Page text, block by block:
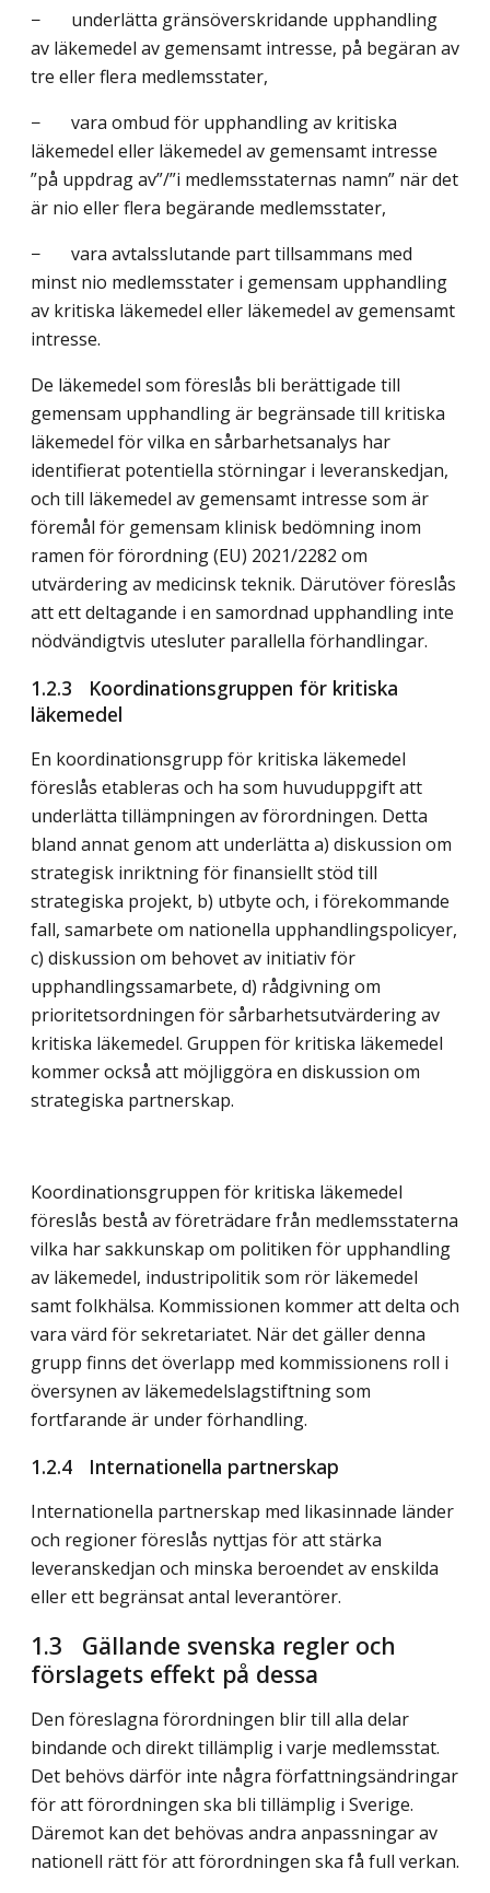
− underlätta gränsöverskridande upphandling
av läkemedel av gemensamt intresse, på begäran av
tre eller flera medlemsstater,
− vara ombud för upphandling av kritiska
läkemedel eller läkemedel av gemensamt intresse
”på uppdrag av”/”i medlemsstaternas namn” när det
är nio eller flera begärande medlemsstater,
− vara avtalsslutande part tillsammans med
minst nio medlemsstater i gemensam upphandling
av kritiska läkemedel eller läkemedel av gemensamt
intresse.
De läkemedel som föreslås bli berättigade till
gemensam upphandling är begränsade till kritiska
läkemedel för vilka en sårbarhetsanalys har
identifierat potentiella störningar i leveranskedjan,
och till läkemedel av gemensamt intresse som är
föremål för gemensam klinisk bedömning inom
ramen för förordning (EU) 2021/2282 om
utvärdering av medicinsk teknik. Därutöver föreslås
att ett deltagande i en samordnad upphandling inte
nödvändigtvis utesluter parallella förhandlingar.
1.2.3 Koordinationsgruppen för kritiska
läkemedel
En koordinationsgrupp för kritiska läkemedel
föreslås etableras och ha som huvuduppgift att
underlätta tillämpningen av förordningen. Detta
bland annat genom att underlätta a) diskussion om
strategisk inriktning för finansiellt stöd till
strategiska projekt, b) utbyte och, i förekommande
fall, samarbete om nationella upphandlingspolicyer,
c) diskussion om behovet av initiativ för
upphandlingssamarbete, d) rådgivning om
prioritetsordningen för sårbarhetsutvärdering av
kritiska läkemedel. Gruppen för kritiska läkemedel
kommer också att möjliggöra en diskussion om
strategiska partnerskap.
Koordinationsgruppen för kritiska läkemedel
föreslås bestå av företrädare från medlemsstaterna
vilka har sakkunskap om politiken för upphandling
av läkemedel, industripolitik som rör läkemedel
samt folkhälsa. Kommissionen kommer att delta och
vara värd för sekretariatet. När det gäller denna
grupp finns det överlapp med kommissionens roll i
översynen av läkemedelslagstiftning som
fortfarande är under förhandling.
1.2.4 Internationella partnerskap
Internationella partnerskap med likasinnade länder
och regioner föreslås nyttjas för att stärka
leveranskedjan och minska beroendet av enskilda
eller ett begränsat antal leverantörer.
1.3 Gällande svenska regler och
förslagets effekt på dessa
Den föreslagna förordningen blir till alla delar
bindande och direkt tillämplig i varje medlemsstat.
Det behövs därför inte några författningsändringar
för att förordningen ska bli tillämplig i Sverige.
Däremot kan det behövas andra anpassningar av
nationell rätt för att förordningen ska få full verkan.